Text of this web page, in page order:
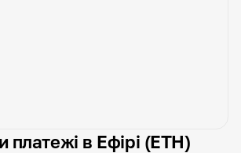
платежі в Eфірі (ETH)